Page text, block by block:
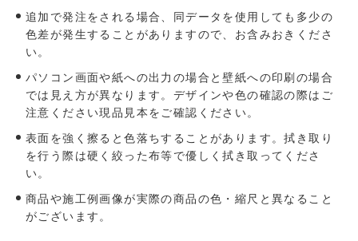
追加で発注をされる場合、同データを使用しても多少の
色差が発生することがありますので、お含みおきくださ
い。
パソコン画面や紙への出力の場合と壁紙への印刷の場合
では見え方が異なります。デザインや色の確認の際はご
注意ください現品見本をご確認ください。
表面を強く擦ると色落ちすることがあります。拭き取り
を行う際は硬く絞った布等で優しく拭き取ってくださ
い。
商品や施工例画像が実際の商品の色・縮尺と異なること
がございます。